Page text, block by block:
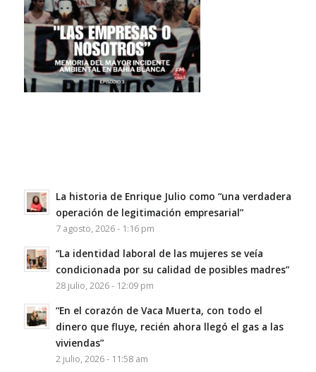
La historia de Enrique Julio como “una verdadera
operación de legitimación empresarial”
7 agosto, 2026 - 1:16 pm
“La identidad laboral de las mujeres se veía
condicionada por su calidad de posibles madres”
28 julio, 2026 - 12:09 pm
“En el corazón de Vaca Muerta, con todo el
dinero que fluye, recién ahora llegó el gas a las
viviendas”
2 julio, 2026 - 11:58 am